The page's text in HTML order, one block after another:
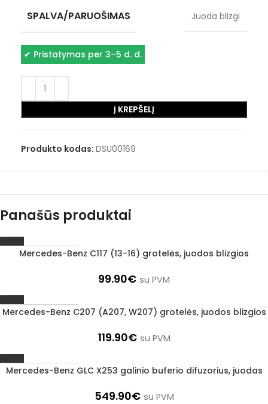
SPALVA/PARUOŠIMAS Juoda blizgi
✔ Pristatymas per 3–5 d. d.
Į KREPŠELĮ
Produkto kodas: DSU00169
Panašūs produktai
Užsakoma prekė
Mercedes-Benz C117 (13-16) grotelės, juodos blizgios
99.90€ su PVM
Užsakoma prekė
Mercedes-Benz C207 (A207, W207) grotelės, juodos blizgios
119.90€ su PVM
Užsakoma prekė
Mercedes-Benz GLC X253 galinio buferio difuzorius, juodas
549.90€ su PVM